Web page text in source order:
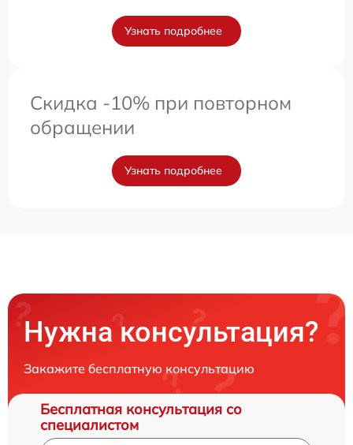
Узнать подробнее
Скидка -10% при повторном
обращении
Узнать подробнее
Нужна консультация?
Закажите бесплатную консультацию
Бесплатная консультация со
специалистом